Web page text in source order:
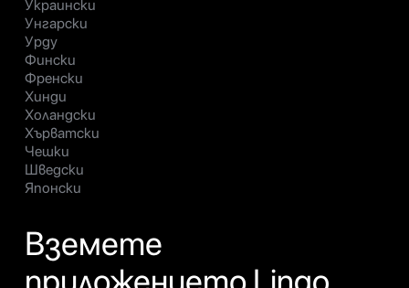
Украински
Унгарски
Урду
Фински
Френски
Хинди
Холандски
Хърватски
Чешки
Шведски
Японски
Вземете